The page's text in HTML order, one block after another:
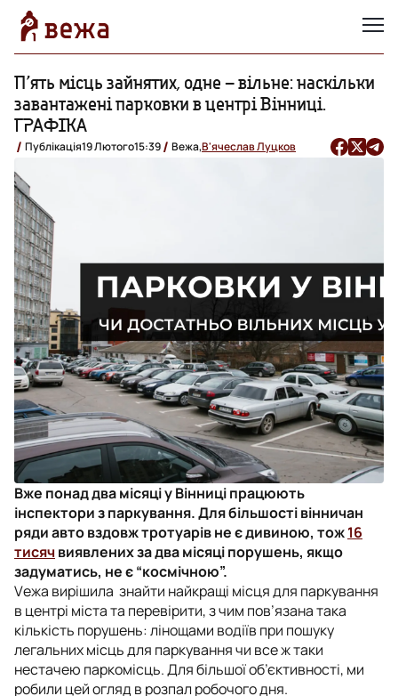
П’ять місць зайнятих, одне – вільне: наскільки
завантажені парковки в центрі Вінниці.
ГРАФІКА
Публікація19 Лютого15:39 Вежа,В'ячеслав Луцков
Вже понад два місяці у Вінниці працюють
інспектори з паркування. Для більшості вінничан
ряди авто вздовж тротуарів не є дивиною, тож16
тисячвиявлених за два місяці порушень, якщо
задуматись, не є “космічною”.
Vежа вирішила знайти найкращі місця для паркування
в центрі міста та перевірити, з чим пов’язана така
кількість порушень: лінощами водіїв при пошуку
легальних місць для паркування чи все ж таки
нестачею паркомісць. Для більшої об’єктивності, ми
робили цей огляд в розпал робочого дня.